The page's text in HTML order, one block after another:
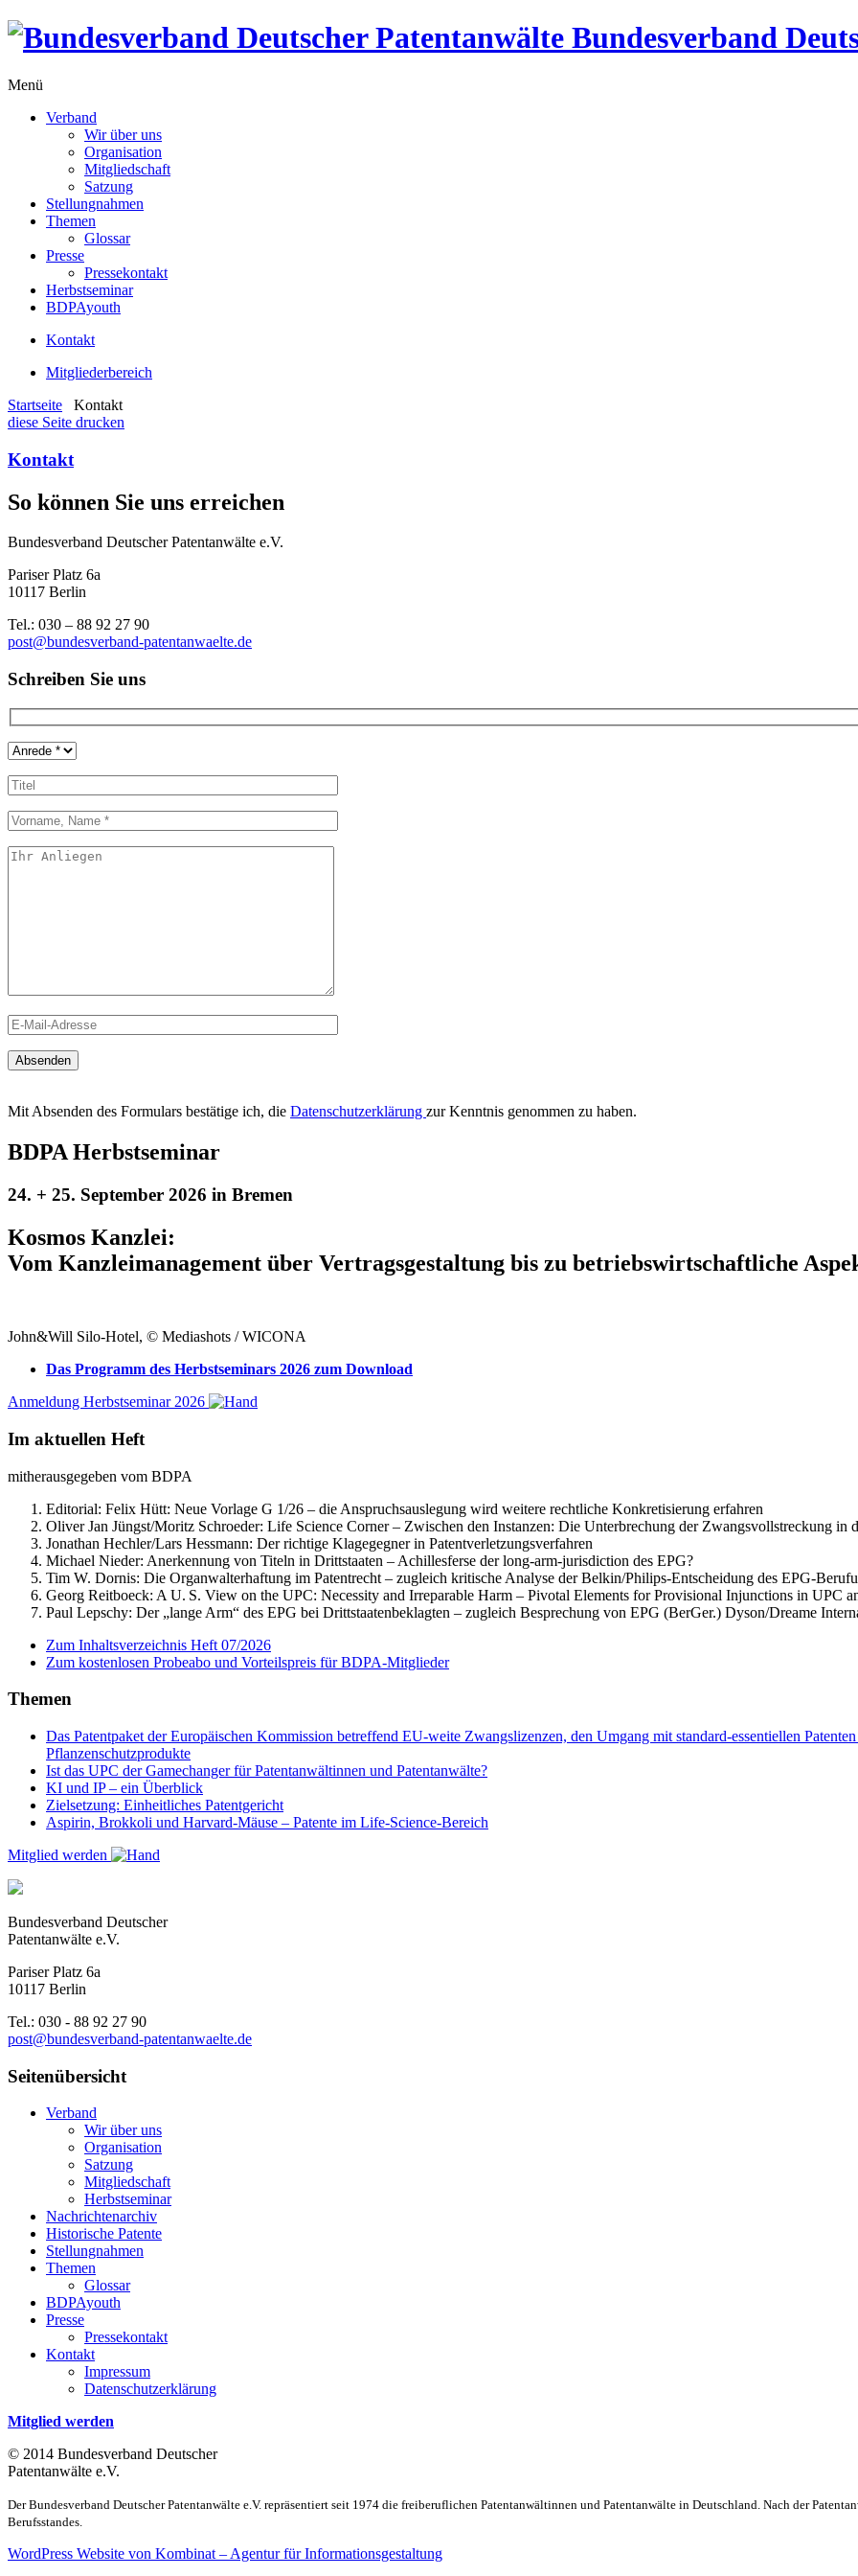
Bundesverband
Menü
Verband
Wir über uns
Organisation
Mitgliedschaft
Satzung
Stellungnahmen
Themen
Glossar
Presse
Pressekontakt
Herbstseminar
BDPAyouth
Kontakt
Mitgliederbereich
Startseite
Kontakt
diese Seite drucken
Kontakt
So können Sie uns erreichen
Bundesverband Deutscher Patentanwälte e.V.
Pariser Platz 6a
10117 Berlin
Tel.: 030 – 88 92 27 90
post@bundesverband-patentanwaelte.de
Schreiben Sie uns
Mit Absenden des Formulars bestätige ich, die Datenschutzerklärung zur Kenntnis genommen zu haben.
BDPA Herbstseminar
24. + 25. September 2026 in Bremen
Kosmos Kanzlei:
Vom Kanzleimanagement über Vertragsgestaltung bis zu betriebswirtschaftliche
John&Will Silo-Hotel, © Mediashots / WICONA
Das Programm des Herbstseminars 2026 zum Download
Anmeldung Herbstseminar 2026
Im aktuellen Heft
mitherausgegeben vom BDPA
Editorial: Felix Hütt: Neue Vorlage G 1/26 – die Anspruchsauslegung wird weitere rechtliche Konkretisierung erfahren
Oliver Jan Jüngst/Moritz Schroeder: Life Science Corner – Zwischen den Instanzen: Die Unterbrechung der Zwangsvollstreckung in
Jonathan Hechler/Lars Hessmann: Der richtige Klagegegner in Patentverletzungsverfahren
Michael Nieder: Anerkennung von Titeln in Drittstaaten – Achillesferse der long-arm-jurisdiction des EPG?
Tim W. Dornis: Die Organwalterhaftung im Patentrecht – zugleich kritische Analyse der Belkin/Philips-Entscheidung des EPG-
Georg Reitboeck: A U. S. View on the UPC: Necessity and Irreparable Harm – Pivotal Elements for Provisional Injunctions in UPC
Paul Lepschy: Der „lange Arm“ des EPG bei Drittstaatenbeklagten – zugleich Besprechung von EPG (BerGer.) Dyson/Dreame
Zum Inhaltsverzeichnis Heft 07/2026
Zum kostenlosen Probeabo und Vorteilspreis für BDPA-Mitglieder
Themen
Das Patentpaket der Europäischen Kommission betreffend EU-weite Zwangslizenzen, den Umgang mit standard-essentiellen
Pflanzenschutzprodukte
Ist das UPC der Gamechanger für Patentanwältinnen und Patentanwälte?
KI und IP – ein Überblick
Zielsetzung: Einheitliches Patentgericht
Aspirin, Brokkoli und Harvard-Mäuse – Patente im Life-Science-Bereich
Mitglied werden
Bundesverband Deutscher
Patentanwälte e.V.
Pariser Platz 6a
10117 Berlin
Tel.: 030 - 88 92 27 90
post@bundesverband-patentanwaelte.de
Seitenübersicht
Verband
Wir über uns
Organisation
Satzung
Mitgliedschaft
Herbstseminar
Nachrichtenarchiv
Historische Patente
Stellungnahmen
Themen
Glossar
BDPAyouth
Presse
Pressekontakt
Kontakt
Impressum
Datenschutzerklärung
Mitglied werden
© 2014 Bundesverband Deutscher
Patentanwälte e.V.
Der Bundesverband Deutscher Patentanwälte e.V. repräsentiert seit 1974 die freiberuflichen Patentanwältinnen und Patentanwälte in Deutschland. Nach der
Berufsstandes.
WordPress Website von Kombinat – Agentur für Informationsgestaltung